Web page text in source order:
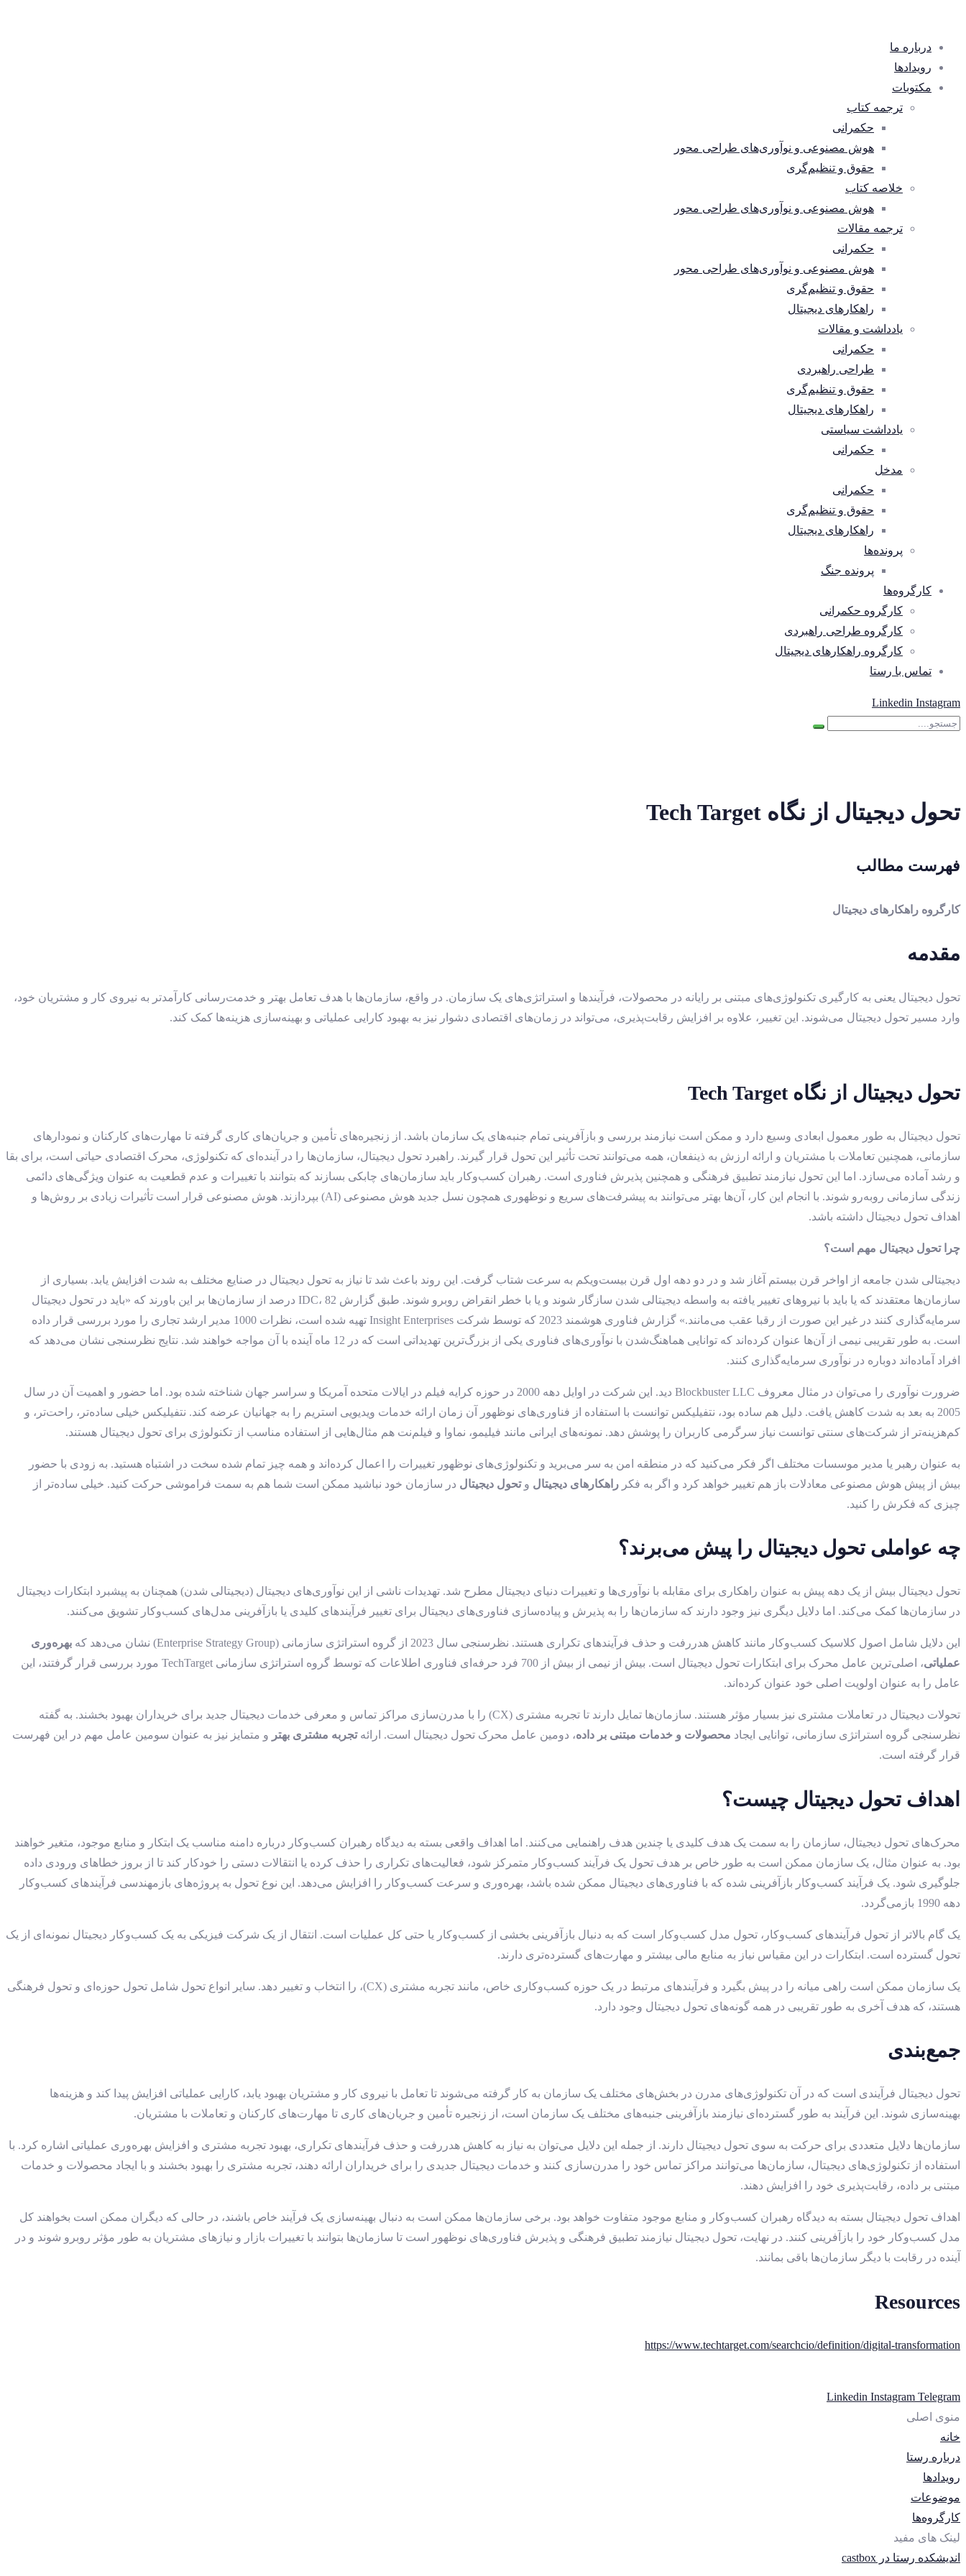
درباره ما
رویدادها
مکتوبات
ترجمه کتاب
حکمرانی
هوش مصنوعی و نوآوری‌های طراحی محور
حقوق و تنظیم‌گری
خلاصه کتاب
هوش مصنوعی و نوآوری‌های طراحی محور
ترجمه مقالات
حکمرانی
هوش مصنوعی و نوآوری‌های طراحی محور
حقوق و تنظیم‌گری
راهکارهای دیجیتال
یادداشت و مقالات
حکمرانی
طراحی راهبردی
حقوق و تنظیم‌گری
راهکارهای دیجیتال
یادداشت سیاستی
حکمرانی
مدخل
حکمرانی
حقوق و تنظیم‌گری
راهکارهای دیجیتال
پرونده‌ها
پرونده جنگ
کارگروه‌ها
کارگروه حکمرانی
کارگروه طراحی راهبردی
کارگروه راهکارهای دیجیتال
تماس با رستا
Linkedin Instagram
تحول دیجیتال از نگاه Tech Target
فهرست مطالب
کارگروه راهکارهای دیجیتال
مقدمه
تحول دیجیتال یعنی به کارگیری تکنولوژی‌های مبتنی بر رایانه در محصولات، فرآیندها و استراتژی‌های یک سازمان. در واقع، سازمان‌ها با هدف تعامل بهتر و خدمت‌رسانی کارآمدتر به نیروی کار و مشتریان خود،
وارد مسیر تحول دیجیتال می‌شوند. این تغییر، علاوه بر افزایش رقابت‌پذیری، می‌تواند در زمان‌های اقتصادی دشوار نیز به بهبود کارایی عملیاتی و بهینه‌سازی هزینه‌ها کمک کند.
تحول دیجیتال از نگاهTech Target
تحول دیجیتال به طور معمول ابعادی وسیع دارد و ممکن است نیازمند بررسی و بازآفرینی تمام جنبه‌های یک سازمان باشد. از زنجیره‌های تأمین و جریان‌های کاری گرفته تا مهارت‌های کارکنان و نمودارهای
سازمانی، همچنین تعاملات با مشتریان و ارائه ارزش به ذینفعان، همه می‌توانند تحت تأثیر این تحول قرار گیرند. راهبرد تحول دیجیتال، سازمان‌ها را در آینده‌ای که تکنولوژی، محرک اقتصادی حیاتی است، برای بقا
و رشد آماده می‌سازد. اما این تحول نیازمند تطبیق فرهنگی و همچنین پذیرش فناوری است. رهبران کسب‌وکار باید سازمان‌های چابکی بسازند که بتوانند با تغییرات و عدم قطعیت به عنوان ویژگی‌های دائمی
زندگی سازمانی روبه‌رو شوند. با انجام این کار، آن‌ها بهتر می‌توانند به پیشرفت‌های سریع و نوظهوری همچون نسل جدید هوش مصنوعی (AI) بپردازند. هوش مصنوعی قرار است تأثیرات زیادی بر روش‌ها و
اهداف تحول دیجیتال داشته باشد.
چرا تحول دیجیتال مهم است؟
دیجیتالی شدن جامعه از اواخر قرن بیستم آغاز شد و در دو دهه اول قرن بیست‌و‌یکم به سرعت شتاب گرفت. این روند باعث شد تا نیاز به تحول دیجیتال در صنایع مختلف به شدت افزایش یابد. بسیاری از
سازمان‌ها معتقدند که یا باید با نیروهای تغییر یافته به واسطه دیجیتالی شدن سازگار شوند و یا با خطر انقراض روبرو شوند. طبق گزارش IDC، 82 درصد از سازمان‌ها بر این باورند که «باید در تحول دیجیتال
سرمایه‌گذاری کنند در غیر این صورت از رقبا عقب می‌مانند.» گزارش فناوری هوشمند 2023 که توسط شرکت Insight Enterprises تهیه شده است، نظرات 1000 مدیر ارشد تجاری را مورد بررسی قرار داده
است. به طور تقریبی نیمی از آن‌ها عنوان کرده‌اند که توانایی هماهنگ‌شدن با نوآوری‌های فناوری یکی از بزرگ‌ترین تهدیداتی است که در 12 ماه آینده با آن مواجه خواهند شد. نتایج نظرسنجی نشان می‌دهد که
افراد آماده‌اند دوباره در نوآوری سرمایه‌گذاری کنند.
ضرورت نوآوری را می‌توان در مثال معروف Blockbuster LLC دید. این شرکت در اوایل دهه 2000 در حوزه کرایه فیلم در ایالات متحده آمریکا و سراسر جهان شناخته شده بود. اما حضور و اهمیت آن در سال
2005 به بعد به شدت کاهش یافت. دلیل هم ساده بود، نتفیلیکس توانست با استفاده از فناوری‌های نوظهور آن زمان ارائه خدمات ویدیویی استریم را به جهانیان عرضه کند. نتفیلیکس خیلی ساده‌تر، راحت‌تر، و
کم‌هزینه‌تر از شرکت‌های سنتی توانست نیاز سرگرمی کاربران را پوشش دهد. نمونه‌های ایرانی مانند فیلیمو، نماوا و فیلم‌نت هم مثال‌هایی از استفاده مناسب از تکنولوژی برای تحول دیجیتال هستند.
به عنوان رهبر یا مدیر موسسات مختلف اگر فکر می‌کنید که در منطقه امن به سر می‌برید و تکنولوژی‌های نوظهور تغییرات را اعمال کرده‌اند و همه چیز تمام شده سخت در اشتباه هستید. به زودی با حضور
بیش از پیش هوش مصنوعی معادلات باز هم تغییر خواهد کرد و اگر به فکر راهکارهای دیجیتال وتحول دیجیتال در سازمان خود نباشید ممکن است شما هم به سمت فراموشی حرکت کنید. خیلی ساده‌تر از
چیزی که فکرش را کنید.
چه عواملی تحول دیجیتال را پیش می‌برند؟
تحول دیجیتال بیش از یک دهه پیش به عنوان راهکاری برای مقابله با نوآوری‌ها و تغییرات دنیای دیجیتال مطرح شد. تهدیدات ناشی از این نوآوری‌های دیجیتال (دیجیتالی شدن) همچنان به پیشبرد ابتکارات دیجیتال
در سازمان‌ها کمک می‌کند. اما دلایل دیگری نیز وجود دارند که سازمان‌ها را به پذیرش و پیاده‌سازی فناوری‌های دیجیتال برای تغییر فرآیندهای کلیدی یا بازآفرینی مدل‌های کسب‌وکار تشویق می‌کنند.
این دلایل شامل اصول کلاسیک کسب‌وکار مانند کاهش هدررفت و حذف فرآیندهای تکراری هستند. نظرسنجی سال 2023 از گروه استراتژی سازمانی (Enterprise Strategy Group) نشان می‌دهد که
بهره‌وری
عملیاتی
، اصلی‌ترین عامل محرک برای ابتکارات تحول دیجیتال است. بیش از نیمی از بیش از 700 فرد حرفه‌ای فناوری اطلاعات که توسط گروه استراتژی سازمانی TechTarget مورد بررسی قرار گرفتند، این
عامل را به عنوان اولویت اصلی خود عنوان کرده‌اند.
تحولات دیجیتال در تعاملات مشتری نیز بسیار مؤثر هستند. سازمان‌ها تمایل دارند تا تجربه مشتری (CX) را با مدرن‌سازی مراکز تماس و معرفی خدمات دیجیتال جدید برای خریداران بهبود بخشند. به گفته
نظرسنجی گروه استراتژی سازمانی، توانایی ایجاد محصولات و خدمات مبتنی بر داده، دومین عامل محرک تحول دیجیتال است. ارائهتجربه مشتری بهتر و متمایز نیز به عنوان سومین عامل مهم در این فهرست
قرار گرفته است.
اهداف تحول دیجیتال چیست؟
محرک‌های تحول دیجیتال، سازمان را به سمت یک هدف کلیدی یا چندین هدف راهنمایی می‌کنند. اما اهداف واقعی بسته به دیدگاه رهبران کسب‌وکار درباره دامنه مناسب یک ابتکار و منابع موجود، متغیر خواهند
بود. به عنوان مثال، یک سازمان ممکن است به طور خاص بر هدف تحول یک فرآیند کسب‌وکار متمرکز شود، فعالیت‌های تکراری را حذف کرده یا انتقالات دستی را خودکار کند تا از بروز خطاهای ورودی داده
جلوگیری شود. یک فرآیند کسب‌وکار بازآفرینی شده که با فناوری‌های دیجیتال ممکن شده باشد، بهره‌وری و سرعت کسب‌وکار را افزایش می‌دهد. این نوع تحول به پروژه‌های بازمهندسی فرآیندهای کسب‌وکار
دهه 1990 بازمی‌گردد.
یک گام بالاتر از تحول فرآیندهای کسب‌وکار، تحول مدل کسب‌وکار است که به دنبال بازآفرینی بخشی از کسب‌وکار یا حتی کل عملیات است. انتقال از یک شرکت فیزیکی به یک کسب‌وکار دیجیتال نمونه‌ای از یک
تحول گسترده است. ابتکارات در این مقیاس نیاز به منابع مالی بیشتر و مهارت‌های گسترده‌تری دارند.
یک سازمان ممکن است راهی میانه را در پیش بگیرد و فرآیندهای مرتبط در یک حوزه کسب‌وکاری خاص، مانند تجربه مشتری (CX)، را انتخاب و تغییر دهد. سایر انواع تحول شامل تحول حوزه‌ای و تحول فرهنگی
هستند، که هدف آخری به طور تقریبی در همه گونه‌های تحول دیجیتال وجود دارد.
جمع‌بندی
تحول دیجیتال فرآیندی است که در آن تکنولوژی‌های مدرن در بخش‌های مختلف یک سازمان به کار گرفته می‌شوند تا تعامل با نیروی کار و مشتریان بهبود یابد، کارایی عملیاتی افزایش پیدا کند و هزینه‌ها
بهینه‌سازی شوند. این فرآیند به طور گسترده‌ای نیازمند بازآفرینی جنبه‌های مختلف یک سازمان است، از زنجیره تأمین و جریان‌های کاری تا مهارت‌های کارکنان و تعاملات با مشتریان.
سازمان‌ها دلایل متعددی برای حرکت به سوی تحول دیجیتال دارند. از جمله این دلایل می‌توان به نیاز به کاهش هدررفت و حذف فرآیندهای تکراری، بهبود تجربه مشتری و افزایش بهره‌وری عملیاتی اشاره کرد. با
استفاده از تکنولوژی‌های دیجیتال، سازمان‌ها می‌توانند مراکز تماس خود را مدرن‌سازی کنند و خدمات دیجیتال جدیدی را برای خریداران ارائه دهند، تجربه مشتری را بهبود بخشند و با ایجاد محصولات و خدمات
مبتنی بر داده، رقابت‌پذیری خود را افزایش دهند.
اهداف تحول دیجیتال بسته به دیدگاه رهبران کسب‌وکار و منابع موجود متفاوت خواهد بود. برخی سازمان‌ها ممکن است به دنبال بهینه‌سازی یک فرآیند خاص باشند، در حالی که دیگران ممکن است بخواهند کل
مدل کسب‌وکار خود را بازآفرینی کنند. در نهایت، تحول دیجیتال نیازمند تطبیق فرهنگی و پذیرش فناوری‌های نوظهور است تا سازمان‌ها بتوانند با تغییرات بازار و نیازهای مشتریان به طور مؤثر روبرو شوند و در
آینده در رقابت با دیگر سازمان‌ها باقی بمانند.
Resources
https://www.techtarget.com/searchcio/definition/digital-transformation
Linkedin Instagram Telegram
منوی اصلی
خانه
درباره رستا
رویدادها
موضوعات
کارگروه‌ها
لینک های مفید
اندیشکده رستا در castbox